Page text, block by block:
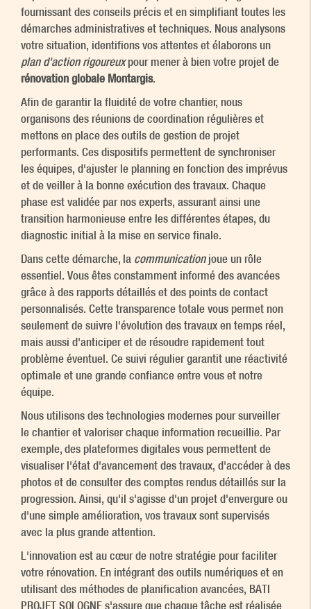
fournissant des conseils précis et en simplifiant toutes les
démarches administratives et techniques. Nous analysons
votre situation, identifions vos attentes et élaborons un
plan d'action rigoureuxpour mener à bien votre projet de
rénovation globale Montargis.
Afin de garantir la fluidité de votre chantier, nous
organisons des réunions de coordination régulières et
mettons en place des outils de gestion de projet
performants. Ces dispositifs permettent de synchroniser
les équipes, d'ajuster le planning en fonction des imprévus
et de veiller à la bonne exécution des travaux. Chaque
phase est validée par nos experts, assurant ainsi une
transition harmonieuse entre les différentes étapes, du
diagnostic initial à la mise en service finale.
Dans cette démarche, la communicationjoue un rôle
essentiel. Vous êtes constamment informé des avancées
grâce à des rapports détaillés et des points de contact
personnalisés. Cette transparence totale vous permet non
seulement de suivre l'évolution des travaux en temps réel,
mais aussi d'anticiper et de résoudre rapidement tout
problème éventuel. Ce suivi régulier garantit une réactivité
optimale et une grande confiance entre vous et notre
équipe.
Nous utilisons des technologies modernes pour surveiller
le chantier et valoriser chaque information recueillie. Par
exemple, des plateformes digitales vous permettent de
visualiser l'état d'avancement des travaux, d'accéder à des
photos et de consulter des comptes rendus détaillés sur la
progression. Ainsi, qu'il s'agisse d'un projet d'envergure ou
d'une simple amélioration, vos travaux sont supervisés
avec la plus grande attention.
L'innovation est au cœur de notre stratégie pour faciliter
votre rénovation. En intégrant des outils numériques et en
utilisant des méthodes de planification avancées, BATI
PROJET SOLOGNE s'assure que chaque tâche est réalisée